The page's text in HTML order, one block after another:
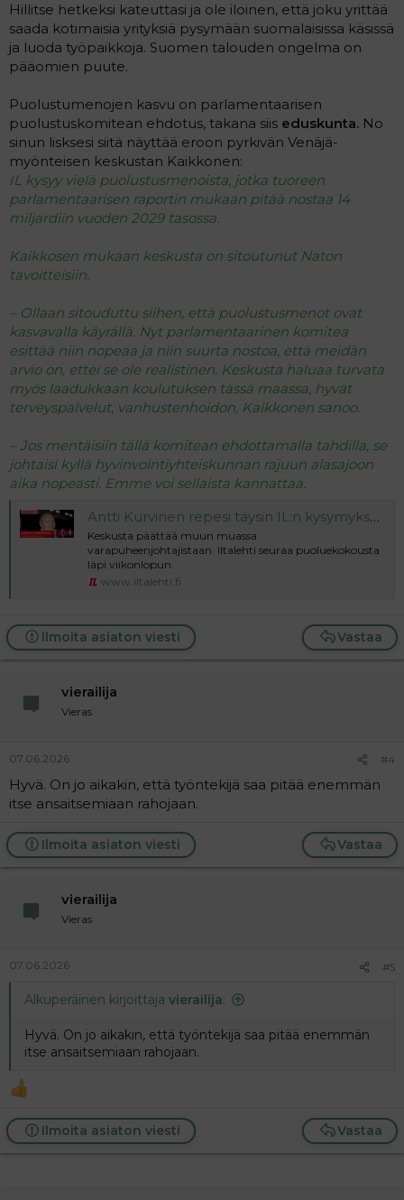
sopeutuksista kun kokoomus haluaa vielä tuplata
puolustusmenot 15 miljardiin euroon vuodessa? Puhuvat
vain jatkuvista veronalennuksista, jotka tuottavat
miljardien loven valtion verotuloihin jo nyt luvattujen
veronalennusten päälle. Onko Petteri ja kokoomus
sekaisin?
Hillitse hetkeksi kateuttasi ja ole iloinen, että joku yrittää
saada kotimaisia yrityksiä pysymään suomalaisissa käsissä
ja luoda työpaikkoja. Suomen talouden ongelma on
pääomien puute.
Puolustumenojen kasvu on parlamentaarisen
puolustuskomitean ehdotus, takana siis eduskunta. No
sinun lisksesi siitä näyttää eroon pyrkivän Venäjä-
myönteisen keskustan Kaikkonen:
IL kysyy vielä puolustusmenoista, jotka tuoreen
parlamentaarisen raportin mukaan pitää nostaa 14
miljardiin vuoden 2029 tasossa.
Kaikkosen mukaan keskusta on sitoutunut Naton
tavoitteisiin.
– Ollaan sitouduttu siihen, että puolustusmenot ovat
kasvavalla käyrällä. Nyt parlamentaarinen komitea
esittää niin nopeaa ja niin suurta nostoa, että meidän
arvio on, ettei se ole realistinen. Keskusta haluaa turvata
myös laadukkaan koulutuksen tässä maassa, hyvät
terveyspalvelut, vanhustenhoidon, Kaikkonen sanoo.
– Jos mentäisiin tällä komitean ehdottamalla tahdilla, se
johtaisi kyllä hyvinvointiyhteiskunnan rajuun alasajoon
aika nopeasti. Emme voi sellaista kannattaa.
Antti Kurvinen repesi täysin IL:n kysymykselle
Keskusta päättää muun muassa
varapuheenjohtajistaan. Iltalehti seuraa puoluekokousta
läpi viikonlopun.
www.iltalehti.fi
Vastaa
Ilmoita asiaton viesti
vierailija
Vieras
07.06.2026 #4
Hyvä. On jo aikakin, että työntekijä saa pitää enemmän
itse ansaitsemiaan rahojaan.
Vastaa
Ilmoita asiaton viesti
vierailija
Vieras
07.06.2026 #5
Alkuperäinen kirjoittaja vierailija:
Hyvä. On jo aikakin, että työntekijä saa pitää enemmän
itse ansaitsemiaan rahojaan.
Vastaa
Ilmoita asiaton viesti